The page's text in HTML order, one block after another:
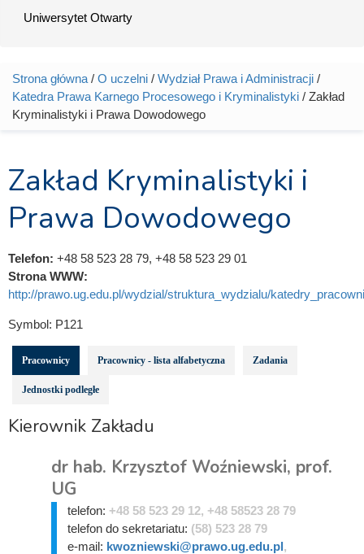
Uniwersytet Otwarty
Jesteś tutaj
Strona główna / O uczelni / Wydział Prawa i Administracji /
Katedra Prawa Karnego Procesowego i Kryminalistyki / Zakład
Kryminalistyki i Prawa Dowodowego
Zakład Kryminalistyki i
Prawa Dowodowego
Telefon: +48 58 523 28 79, +48 58 523 29 01
Strona WWW:
http://prawo.ug.edu.pl/wydzial/struktura_wydzialu/
Symbol: P121
Pracownicy Pracownicy - lista alfabetyczna Zadania
Jednostki podległe
Kierownik Zakładu
dr hab. Krzysztof Woźniewski, prof.
UG
telefon: +48 58 523 29 12, +48 58523 28 79
telefon do sekretariatu: (58) 523 28 79
e-mail: kwozniewski@prawo.ug.edu.pl,